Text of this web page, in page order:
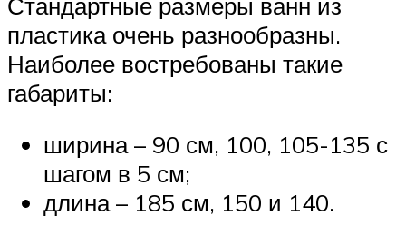
пластика очень разнообразны.
Наиболее востребованы такие
габариты:
ширина – 90 см, 100, 105-135 с
шагом в 5 см;
длина – 185 см, 150 и 140.